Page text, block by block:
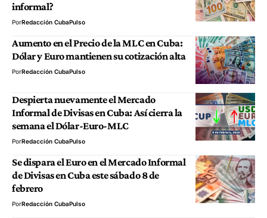
informal?
PorRedacción CubaPulso
Aumento en el Precio de la MLC en Cuba:
Dólar y Euro mantienen su cotización alta
PorRedacción CubaPulso
Despierta nuevamente el Mercado
Informal de Divisas en Cuba: Así cierra la
semana el Dólar-Euro-MLC
PorRedacción CubaPulso
Se dispara el Euro en el Mercado Informal
de Divisas en Cuba este sábado 8 de
febrero
PorRedacción CubaPulso